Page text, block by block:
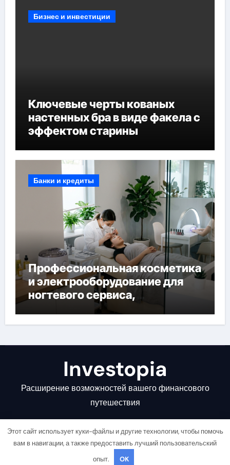
Бизнес и инвестиции
Ключевые черты кованых
настенных бра в виде факела с
эффектом старины
Банки и кредиты
Профессиональная косметика
и электрооборудование для
ногтевого сервиса,
наращивания ресниц и
депиляции
Investopia
Расширение возможностей вашего финансового
путешествия
Copyright © All rights reserved |
Этот сайт использует куки-файлы и другие технологии, чтобы помочь
вам в навигации, а также предоставить лучший пользовательский
опыт.
OK